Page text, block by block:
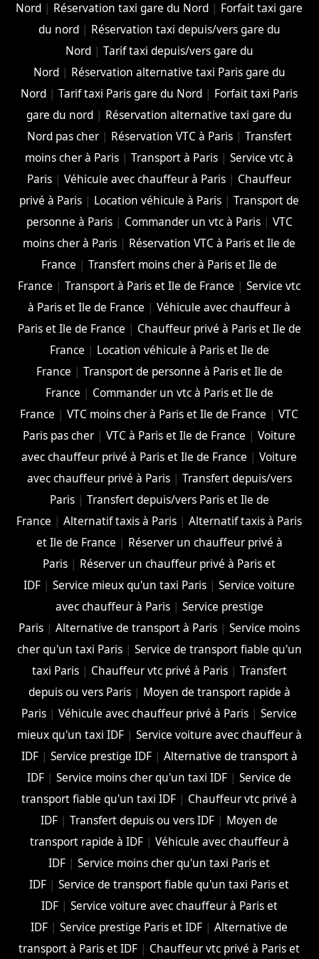
Nord | Réservation taxi gare du Nord | Forfait taxi gare
du nord| Réservation taxi depuis/vers gare du
Nord| Tarif taxi depuis/vers gare du
Nord| Réservation alternative taxi Paris gare du
Nord |Tarif taxi Paris gare du Nord | Forfait taxi Paris
gare du nord | Réservation alternative taxi gare du
Nord pas cher| Réservation VTC à Paris| Transfert
moins cher à Paris |Transport à Paris |Service vtc à
Paris |Véhicule avec chauffeur à Paris | Chauffeur
privé à Paris | Location véhicule à Paris |Transport de
personne à Paris| Commander un vtc à Paris| VTC
moins cher à Paris | Réservation VTC à Paris et Ile de
France |Transfert moins cher à Paris et Ile de
France |Transport à Paris et Ile de France |Service vtc
à Paris et Ile de France |Véhicule avec chauffeur à
Paris et Ile de France | Chauffeur privé à Paris et Ile de
France | Location véhicule à Paris et Ile de
France | Transport de personne à Paris et Ile de
France | Commander un vtc à Paris et Ile de
France |VTC moins cher à Paris et Ile de France |VTC
Paris pas cher |VTC à Paris et Ile de France |Voiture
avec chauffeur privé à Paris et Ile de France |Voiture
avec chauffeur privé à Paris| Transfert depuis/vers
Paris| Transfert depuis/vers Paris et Ile de
France |Alternatif taxis à Paris |Alternatif taxis à Paris
et Ile de France | Réserver un chauffeur privé à
Paris | Réserver un chauffeur privé à Paris et
IDF |Service mieux qu'un taxi Paris |Service voiture
avec chauffeur à Paris| Service prestige
Paris |Alternative de transport à Paris |Service moins
cher qu'un taxi Paris| Service de transport fiable qu'un
taxi Paris| Chauffeur vtc privé à Paris| Transfert
depuis ou vers Paris| Moyen de transport rapide à
Paris |Véhicule avec chauffeur privé à Paris |Service
mieux qu'un taxi IDF| Service voiture avec chauffeur à
IDF| Service prestige IDF| Alternative de transport à
IDF |Service moins cher qu'un taxi IDF |Service de
transport fiable qu'un taxi IDF | Chauffeur vtc privé à
IDF |Transfert depuis ou vers IDF | Moyen de
transport rapide à IDF| Véhicule avec chauffeur à
IDF |Service moins cher qu'un taxi Paris et
IDF |Service de transport fiable qu'un taxi Paris et
IDF| Service voiture avec chauffeur à Paris et
IDF |Service prestige Paris et IDF |Alternative de
transport à Paris et IDF | Chauffeur vtc privé à Paris et